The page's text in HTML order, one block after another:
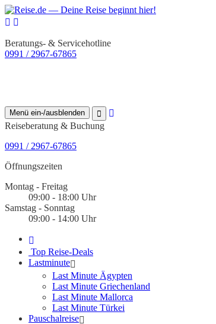
Beratungs- & Servicehotline
0991 / 2967-67865
Menü ein-/ausblenden
Reiseberatung & Buchung
0991 / 2967-67865
Öffnungszeiten
Montag - Freitag
09:00 - 18:00 Uhr
Samstag - Sonntag
09:00 - 14:00 Uhr
Top Reise-Deals
Lastminute
Last Minute Ägypten
Last Minute Griechenland
Last Minute Mallorca
Last Minute Türkei
Pauschalreise